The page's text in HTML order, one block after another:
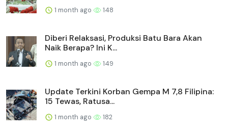
1 month ago 148
Diberi Relaksasi, Produksi Batu Bara Akan
Naik Berapa? Ini K...
1 month ago 149
Update Terkini Korban Gempa M 7,8 Filipina:
15 Tewas, Ratusa...
1 month ago 182